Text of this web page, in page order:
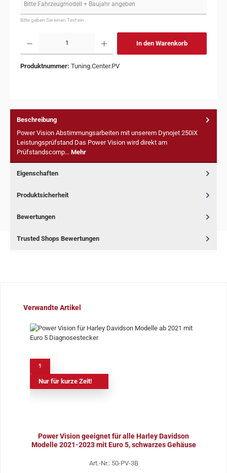
Bitte geben Sie einen Text ein
In den Warenkorb
Produktnummer: Tuning.Center.PV
Beschreibung
Power Vision Abstimmungsarbeiten mit unserem Dynojet 250iX
Leistungsprüfstand Das Power Vision wird direkt am
Prüfstandscomp… Mehr
Eigenschaften
Produktsicherheit
Bewertungen
Trusted Shops Bewertungen
Produktgalerie überspringen
Verwandte Artikel
Nur für kurze Zeit!
Power Vision geeignet für alle Harley Davidson
Modelle 2021-2023 mit Euro 5, schwarzes Gehäuse
Art.-Nr.: 50-PV-3B